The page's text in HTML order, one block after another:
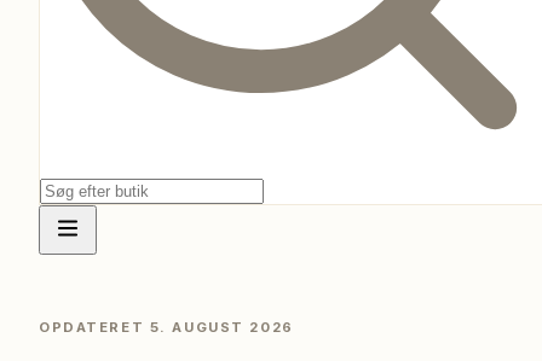
OPDATERET 5. AUGUST 2026